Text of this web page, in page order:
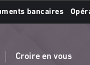
bancaires
Croire en vous